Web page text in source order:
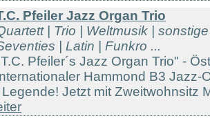
Pfeiler Jazz Organ Trio
| Trio | Weltmusik |
| Latin | Funkro ...
Pfeiler´s Jazz Organ Trio" -
Hammond B3 Jazz-
Jetzt mit Zweitwohnsitz